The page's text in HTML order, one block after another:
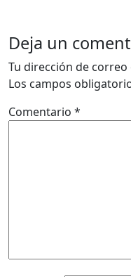
Deja un
Tu dirección de
Los campos
Comentario *